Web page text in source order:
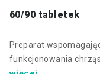
60/90 tabletek
Preparat
funkcjonowania